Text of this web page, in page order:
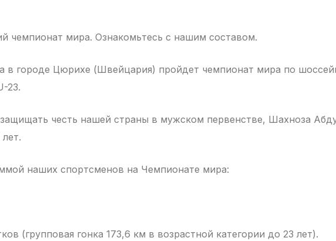
чемпионат мира. Ознакомьтесь с нашим составом.
в городе Цюрихе (Швейцария) пройдет чемпионат мира по
23.
честь нашей страны в мужском первенстве, Шахноза
наших спортсменов на Чемпионате мира:
(групповая гонка 173,6 км в возрастной категории до 23 лет).